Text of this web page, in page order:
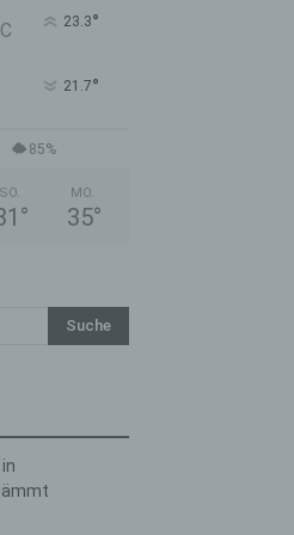
C 23.3°
21.7°
85%
SO.
°
MO.
35°